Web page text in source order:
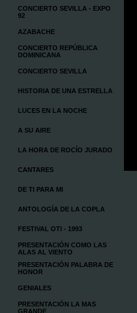
CONCIERTO SEVILLA - EXPO
92
AZABACHE
CONCIERTO REPÚBLICA
DOMINICANA
CONCIERTO SEVILLA
HISTORIA DE UNA ESTRELLA
LUCES EN LA NOCHE
A SU AIRE
LA HORA DE ROCÍO JURADO
CANTARES
DE TI PARA MI
ANTOLOGÍA DE LA COPLA
FESTIVAL OTI - 1993
PRESENTACIÓN COMO LAS
ALAS AL VIENTO
PRESENTACIÓN PALABRA DE
HONOR
GENIALES
PRESENTACIÓN LA MAS
GRANDE